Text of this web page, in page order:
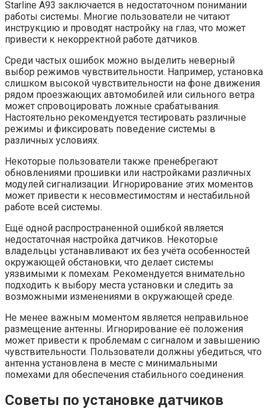
Starline A93 заключается в недостаточном понимании
работы системы. Многие пользователи не читают
инструкцию и проводят настройку на глаз, что может
привести к некорректной работе датчиков.
Среди частых ошибок можно выделить неверный
выбор режимов чувствительности. Например, установка
слишком высокой чувствительности на фоне движения
рядом проезжающих автомобилей или сильного ветра
может спровоцировать ложные срабатывания.
Настоятельно рекомендуется тестировать различные
режимы и фиксировать поведение системы в
различных условиях.
Некоторые пользователи также пренебрегают
обновлениями прошивки или настройками различных
модулей сигнализации. Игнорирование этих моментов
может привести к несовместимостям и нестабильной
работе всей системы.
Ещё одной распространенной ошибкой является
недостаточная настройка датчиков. Некоторые
владельцы устанавливают их без учёта особенностей
окружающей обстановки, что делает системы
уязвимыми к помехам. Рекомендуется внимательно
подходить к выбору места установки и следить за
возможными изменениями в окружающей среде.
Не менее важным моментом является неправильное
размещение антенны. Игнорирование её положения
может привести к проблемам с сигналом и завышению
чувствительности. Пользователи должны убедиться, что
антенна установлена в месте с минимальными
помехами для обеспечения стабильного соединения.
Советы по установке датчиков